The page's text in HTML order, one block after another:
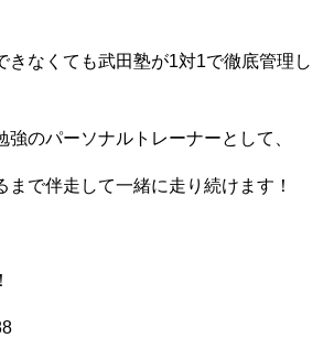
きなくても武田塾が1対1で徹底管理し
強のパーソナルトレーナーとして、
まで伴走して一緒に走り続けます！